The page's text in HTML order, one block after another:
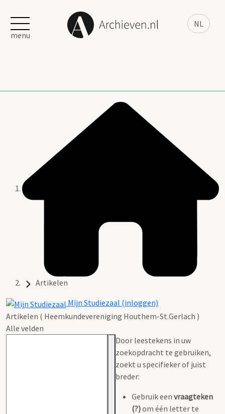
NL
menu
Artikelen
Mijn Studiezaal (inloggen)
Artikelen ( Heemkundevereniging Houthem-St.Gerlach )
Alle velden
Door leestekens in uw
zoekopdracht te gebruiken,
zoekt u specifieker of juist
breder:
Gebruik een vraagteken
(?)om één letter te